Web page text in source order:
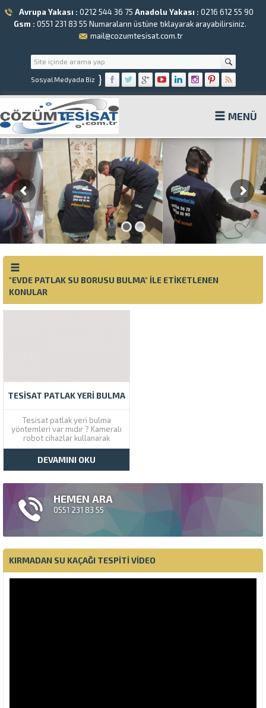
Avrupa Yakası : 0212 544 36 75 Anadolu Yakası : 0216 612 55 90
Gsm : 0551 231 83 55 Numaraların üstüne tıklayarak arayabilirsiniz.
mail@cozumtesisat.com.tr
Sosyal Medyada Biz }
MENÜ
Çözüm Tesisat
"EVDE PATLAK SU BORUSU BULMA" ILE ETIKETLENEN
KONULAR
TESISAT PATLAK YERI BULMA
Tesisat patlak yeri bulma
yöntemleri var mıdır ? Kameralı
robot cihazlar kullanarak
kırmadan noktasal su kaçağı
tespiti yapıyoruz. Çözüm
Tesisat olarak son teknoloji
robot kameralı cihazlarımızla
aynı gün içinde kırmadan su
Su Patlak Yeri Tespiti Evde...
DEVAMINI OKU
HEMEN ARA
0551 231 83 55
KIRMADAN SU KAÇAĞI TESPITI VIDEO